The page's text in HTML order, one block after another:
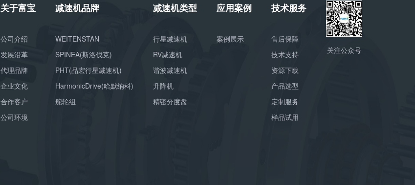
关于富宝
公司介绍
发展沿革
代理品牌
企业文化
合作客户
公司环境
减速机品牌
WEITENSTAN
SPINEA(斯洛伐克)
PHT(品宏行星减速机)
HarmonicDrive(哈默纳科)
舵轮组
减速机类型
行星减速机
RV减速机
谐波减速机
升降机
精密分度盘
应用案例
案例展示
技术服务
售后保障
技术支持
资源下载
产品选型
定制服务
样品试用
关注公众号